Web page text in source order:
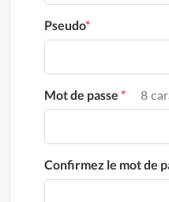
Pseudo*
Mot de passe * 8
Confirmez le mot de